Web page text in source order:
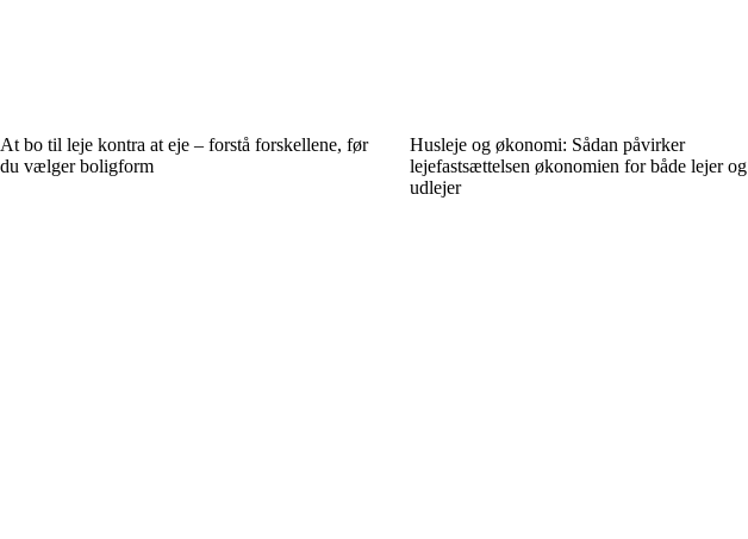
At bo til leje kontra at eje – forstå forskellene, før
du vælger boligform
Husleje og økonomi: Sådan påvirker
lejefastsættelsen økonomien for både lejer og
udlejer